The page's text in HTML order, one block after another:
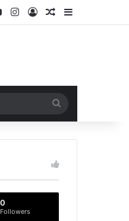
YouTubeInstagram
Log InRandom Article
Sidebar
for
0
Followers